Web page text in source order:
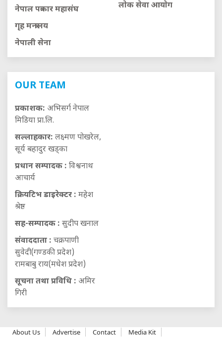
नेपाल पत्रकार महासंघ
गृह मन्त्रालय
नेपाली सेना
लाेक सेवा आयाेग
OUR TEAM
प्रकाशक: अभिसर्ग नेपाल
मिडिया प्रा.लि.
सल्लाहकार: लक्ष्मण पोखरेल,
सूर्य बहादुर खड्का
प्रधान सम्पादक : विश्वनाथ
आचार्य
क्रियटिभ डाइरेक्टर : महेश
श्रेष्ठ
सह-सम्पादक : सुदीप खनाल
संवाददाता : चक्रपाणी
सुवेदी(गण्डकी प्रदेश)
रामबाबु राय(मधेश प्रदेश)
सूचना तथा प्रविधि : अमिर
गिरी
About Us Advertise Contact Media Kit